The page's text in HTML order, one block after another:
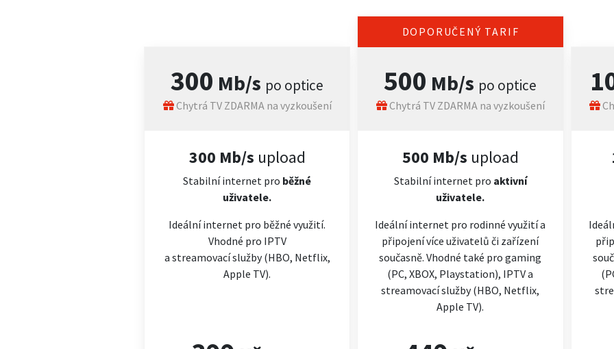
300 Mb/s po optice
Chytrá TV ZDARMA na vyzkoušení
300 Mb/s upload
Stabilní internet pro běžné
uživatele.
Ideální internet pro běžné využití.
Vhodné pro IPTV
a streamovací služby (HBO, Netflix,
Apple TV).
DOPORUČENÝ TARIF
500 Mb/s po optice
Chytrá TV ZDARMA na vyzkoušení
500 Mb/s upload
Stabilní internet pro aktivní
uživatele.
Ideální internet pro rodinné využití a
připojení více uživatelů či zařízení
současně. Vhodné také pro gaming
(PC, XBOX, Playstation), IPTV a
streamovací služby (HBO, Netflix,
Apple TV).